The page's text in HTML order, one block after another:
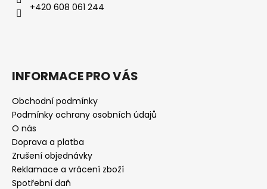
+420 608 061 244
INFORMACE PRO VÁS
Obchodní podmínky
Podmínky ochrany osobních údajů
O nás
Doprava a platba
Zrušení objednávky
Reklamace a vrácení zboží
Spotřební daň